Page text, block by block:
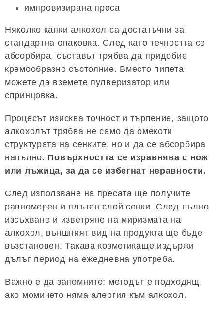
импровизирана преса
Няколко капки алкохол са достатъчни за
стандартна опаковка. След като течността се
абсорбира, съставът трябва да придобие
кремообразно състояние. Вместо пипета
можете да вземете пулверизатор или
спринцовка.
Процесът изисква точност и търпение, защото
алкохолът трябва не само да омекоти
структурата на сенките, но и да се абсорбира
напълно. Повърхността се изравнява с нож
или лъжица, за да се избегнат неравности.
След използване на пресата ще получите
равномерен и плътен слой сенки. След пълно
изсъхване и изветряне на миризмата на
алкохол, външният вид на продукта ще бъде
възстановен. Такава козметикаще издържи
дълъг период на ежедневна употреба.
Важно е да запомните: методът е подходящ,
ако момичето няма алергия към алкохол.